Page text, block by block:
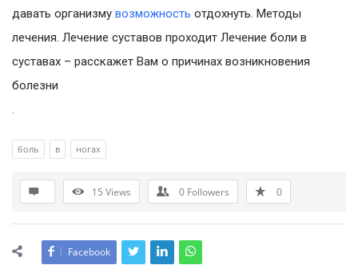
давать организму возможность отдохнуть. Методы
лечения. Лечение суставов проходит Лечение боли в
суставах – расскажет Вам о причинах возникновения
болезни
.
боль в ногах
15 Views 0 Followers 0
Facebook